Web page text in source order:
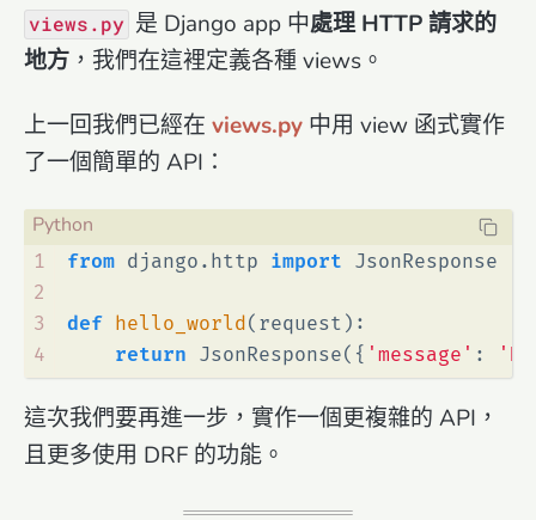
views.py 是 Django app 中處理 HTTP 請求的
地方 ，我們在這裡定義各種 views。
上一回我們已經在 views.py 中用 view 函式實作
了一個簡單的 API：
1
2
3
4
from django.http import JsonResponse
def hello_world( request ):
return JsonResponse({ 'message' :
這次我們要再進一步，實作一個更複雜的 API，
且更多使用 DRF 的功能。